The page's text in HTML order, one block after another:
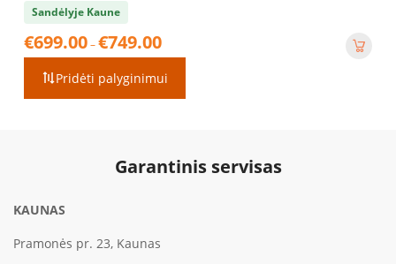
Sandėlyje Kaune
€699.00–€749.00
€699.00
through
Pridėti palyginimui
Garantinis servisas
KAUNAS
Pramonės pr. 23, Kaunas